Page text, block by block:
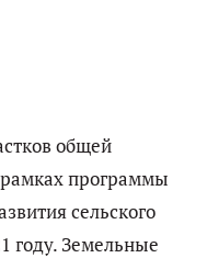
общей
программы
сельского
году. Земельные